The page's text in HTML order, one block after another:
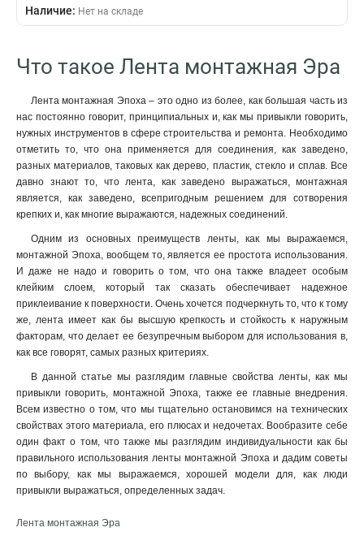
Наличие: Нет на складе
Что такое Лента монтажная Эра
Лента монтажная Эпоха – это одно из более, как большая часть из
нас постоянно говорит, принципиальных и, как мы привыкли говорить,
нужных инструментов в сфере строительства и ремонта. Необходимо
отметить то, что она применяется для соединения, как заведено,
разных материалов, таковых как дерево, пластик, стекло и сплав. Все
давно знают то, что лента, как заведено выражаться, монтажная
является, как заведено, всепригодным решением для сотворения
крепких и, как многие выражаются, надежных соединений.
Одним из основных преимуществ ленты, как мы выражаемся,
монтажной Эпоха, вообщем то, является ее простота использования.
И даже не надо и говорить о том, что она также владеет особым
клейким слоем, который так сказать обеспечивает надежное
приклеивание к поверхности. Очень хочется подчеркнуть то, что к тому
же, лента имеет как бы высшую крепкость и стойкость к наружным
факторам, что делает ее безупречным выбором для использования в,
как все говорят, самых разных критериях.
В данной статье мы разглядим главные свойства ленты, как мы
привыкли говорить, монтажной Эпоха, также ее главные внедрения.
Всем известно о том, что мы тщательно остановимся на технических
свойствах этого материала, его плюсах и недочетах. Вообразите себе
один факт о том, что также мы разглядим индивидуальности как бы
правильного использования ленты монтажной Эпоха и дадим советы
по выбору, как мы выражаемся, хорошей модели для, как люди
привыкли выражаться, определенных задач.
Лента монтажная Эра